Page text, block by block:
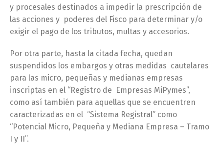
y procesales destinados a impedir la prescripción de
las acciones y poderes del Fisco para determinar y/o
exigir el pago de los tributos, multas y accesorios.
Por otra parte, hasta la citada fecha, quedan
suspendidos los embargos y otras medidas cautelares
para las micro, pequeñas y medianas empresas
inscriptas en el “Registro de Empresas MiPymes”,
como así también para aquellas que se encuentren
caracterizadas en el “Sistema Registral” como
“Potencial Micro, Pequeña y Mediana Empresa – Tramo
I y II”.